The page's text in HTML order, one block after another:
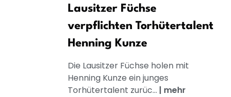
Lausitzer Füchse
verpflichten Torhütertalent
Henning Kunze
Die Lausitzer Füchse holen mit
Henning Kunze ein junges
Torhütertalent zurüc... | mehr